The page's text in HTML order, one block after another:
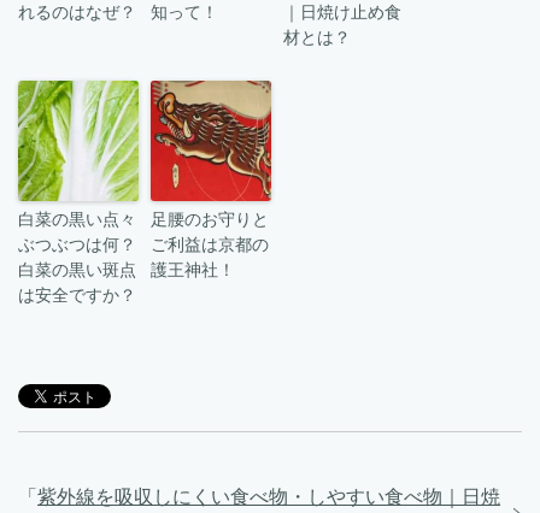
れるのはなぜ？
知って！
｜日焼け止め食
材とは？
白菜の黒い点々
ぶつぶつは何？
白菜の黒い斑点
は安全ですか？
足腰のお守りと
ご利益は京都の
護王神社！
「 紫外線を吸収しにくい食べ物・しやすい食べ物｜日焼